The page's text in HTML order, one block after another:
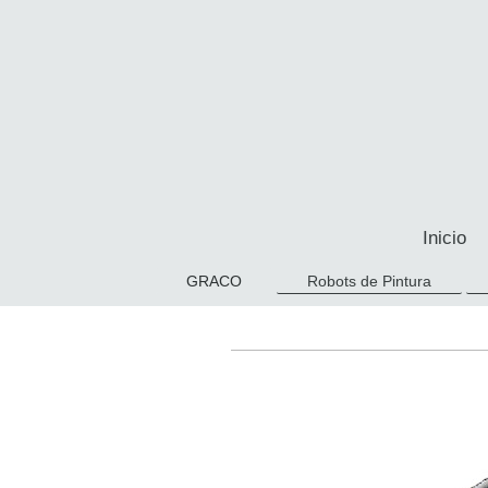
Inicio
GRACO Robots de Pintura